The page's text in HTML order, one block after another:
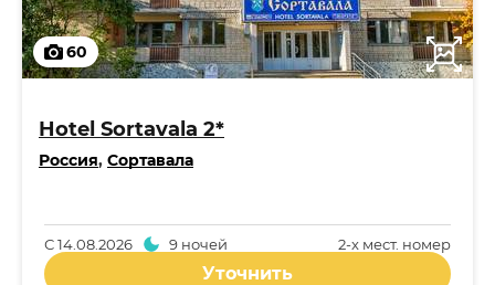
60
Hotel Sortavala 2*
Россия, Сортавала
2-x мест. номер
С14.08.2026 9 ночей
Уточнить